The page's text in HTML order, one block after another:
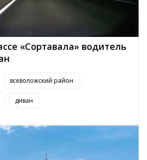
«Сортавала» водитель
всеволожский район
диван